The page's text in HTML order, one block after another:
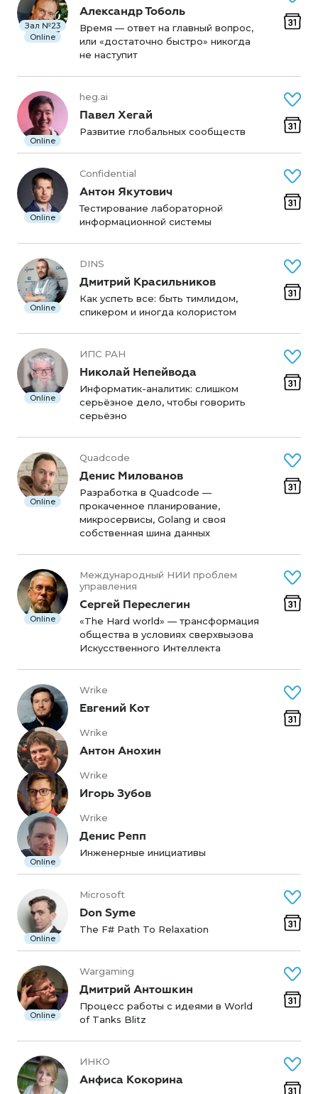
Зал №23
Online
Александр Тоболь
Время — ответ на главный вопрос,
или «достаточно быстро» никогда
не наступит
Online
heg.ai
Павел Хегай
Развитие глобальных сообществ
Online
Confidential
Антон Якутович
Тестирование лабораторной
информационной системы
Online
DINS
Дмитрий Красильников
Как успеть все: быть тимлидом,
спикером и иногда колористом
Online
ИПС РАН
Николай Непейвода
Информатик-аналитик: слишком
серьёзное дело, чтобы говорить
серьёзно
Online
Quadcode
Денис Милованов
Разработка в Quadcode —
прокаченное планирование,
микросервисы, Golang и своя
собственная шина данных
Online
Международный НИИ проблем
управления
Сергей Переслегин
«The Hard world» — трансформация
общества в условиях сверхвызова
Искусственного Интеллекта
Wrike
Евгений Кот
Wrike
Антон Анохин
Wrike
Игорь Зубов
Online
Wrike
Денис Репп
Инженерные инициативы
Online
Microsoft
Don Syme
The F# Path To Relaxation
Online
Wargaming
Дмитрий Антошкин
Процесс работы с идеями в World
of Tanks Blitz
ИНКО
Анфиса Кокорина